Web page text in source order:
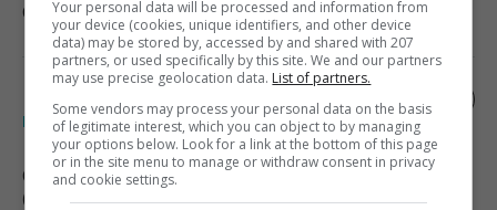
Cadres supérieurs / Haute direction
Ice river springs water co. inc. -
millwright technician (noc 72400)
Chilliwack, BC
(190 km)
Your personal data will be processed and information from
your device (cookies, unique identifiers, and other device
data) may be stored by, accessed by and shared with 207
partners, or used specifically by this site. We and our partners
may use precise geolocation data. List of partners.
Some vendors may process your personal data on the basis
of legitimate interest, which you can object to by managing
your options below. Look for a link at the bottom of this page
or in the site menu to manage or withdraw consent in privacy
and cookie settings.